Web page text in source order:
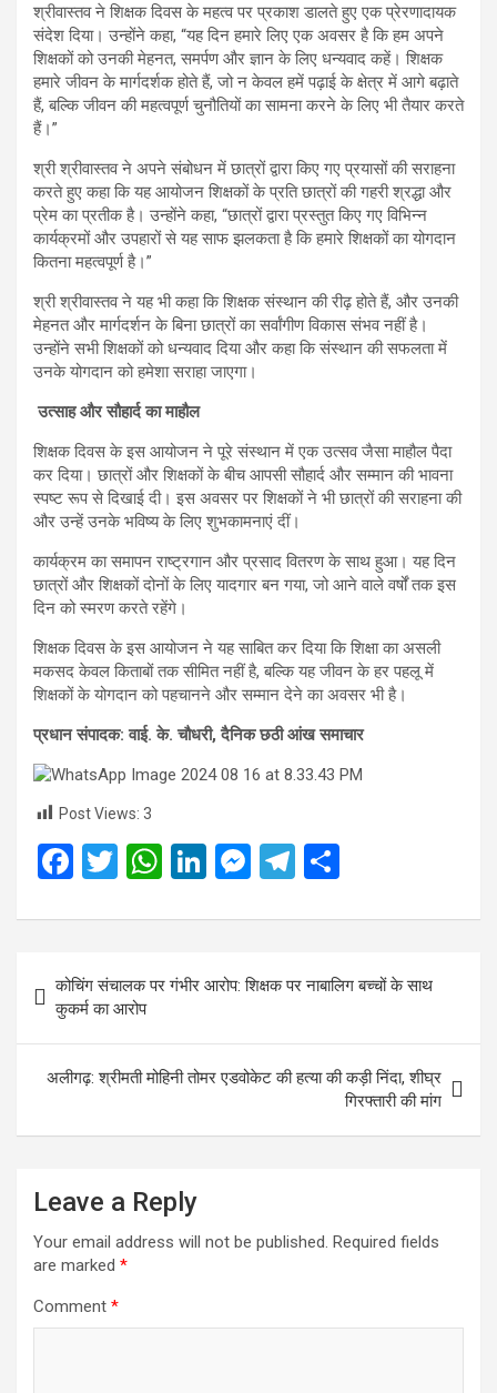
श्रीवास्तव ने शिक्षक दिवस के महत्व पर प्रकाश डालते हुए एक प्रेरणादायक
संदेश दिया। उन्होंने कहा, “यह दिन हमारे लिए एक अवसर है कि हम अपने
शिक्षकों को उनकी मेहनत, समर्पण और ज्ञान के लिए धन्यवाद कहें। शिक्षक
हमारे जीवन के मार्गदर्शक होते हैं, जो न केवल हमें पढ़ाई के क्षेत्र में आगे बढ़ाते
हैं, बल्कि जीवन की महत्वपूर्ण चुनौतियों का सामना करने के लिए भी तैयार करते
हैं।”
श्री श्रीवास्तव ने अपने संबोधन में छात्रों द्वारा किए गए प्रयासों की सराहना
करते हुए कहा कि यह आयोजन शिक्षकों के प्रति छात्रों की गहरी श्रद्धा और
प्रेम का प्रतीक है। उन्होंने कहा, “छात्रों द्वारा प्रस्तुत किए गए विभिन्न
कार्यक्रमों और उपहारों से यह साफ झलकता है कि हमारे शिक्षकों का योगदान
कितना महत्वपूर्ण है।”
श्री श्रीवास्तव ने यह भी कहा कि शिक्षक संस्थान की रीढ़ होते हैं, और उनकी
मेहनत और मार्गदर्शन के बिना छात्रों का सर्वांगीण विकास संभव नहीं है।
उन्होंने सभी शिक्षकों को धन्यवाद दिया और कहा कि संस्थान की सफलता में
उनके योगदान को हमेशा सराहा जाएगा।
उत्साह और सौहार्द का माहौल
शिक्षक दिवस के इस आयोजन ने पूरे संस्थान में एक उत्सव जैसा माहौल पैदा
कर दिया। छात्रों और शिक्षकों के बीच आपसी सौहार्द और सम्मान की भावना
स्पष्ट रूप से दिखाई दी। इस अवसर पर शिक्षकों ने भी छात्रों की सराहना की
और उन्हें उनके भविष्य के लिए शुभकामनाएं दीं।
कार्यक्रम का समापन राष्ट्रगान और प्रसाद वितरण के साथ हुआ। यह दिन
छात्रों और शिक्षकों दोनों के लिए यादगार बन गया, जो आने वाले वर्षों तक इस
दिन को स्मरण करते रहेंगे।
शिक्षक दिवस के इस आयोजन ने यह साबित कर दिया कि शिक्षा का असली
मकसद केवल किताबों तक सीमित नहीं है, बल्कि यह जीवन के हर पहलू में
शिक्षकों के योगदान को पहचानने और सम्मान देने का अवसर भी है।
प्रधान संपादक: वाई. के. चौधरी, दैनिक छठी आंख समाचार
Post Views: 3
F
ce
b
o
o
k
T
tt
W
at
s
A
p
p
Li
ke
dI
n
M
se
n
g
er
T
e
a
m
ar
e
Post
navigation
कोचिंग संचालक पर गंभीर आरोप: शिक्षक पर नाबालिग बच्चों के साथ
कुकर्म का आरोप
अलीगढ़: श्रीमती मोहिनी तोमर एडवोकेट की हत्या की कड़ी निंदा, शीघ्र
गिरफ्तारी की मांग
Leave a Reply
Your email address will not be published. Required fields
are marked *
Comment *